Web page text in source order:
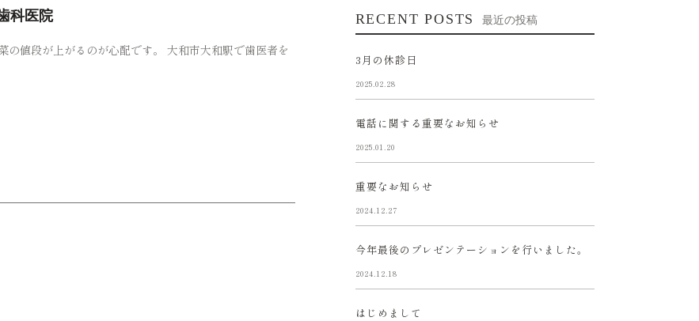
科医院
値段が上がるのが心配です。 大和市大和駅で歯医者を
RECENT POSTS 最近の投稿
3月の休診日
2025.02.28
電話に関する重要なお知らせ
2025.01.20
重要なお知らせ
2024.12.27
今年最後のプレゼンテーションを行いました。
2024.12.18
はじめまして